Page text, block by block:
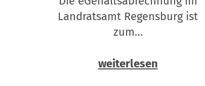
Landratsamt Regensburg ist
zum…
weiterlesen